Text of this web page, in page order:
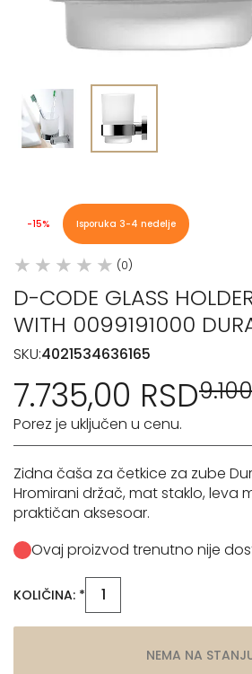
-15% Isporuka 3-4 nedelje
(0)
D-CODE GLASS
WITH 0099191000
SKU:4021534636165
7.735,00 RSD
Porez je uključen u cenu.
Zidna čaša za četkice za zube
Hromirani držač, mat staklo, leva
praktičan aksesoar.
Ovaj proizvod trenutno nije
KOLIČINA: *
NEMA NA